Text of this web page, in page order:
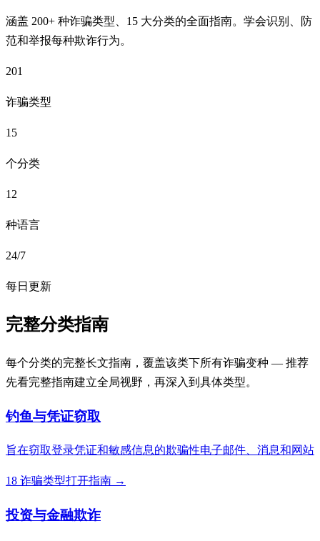
涵盖 200+ 种诈骗类型、15 大分类的全面指南。学会识别、防
范和举报每种欺诈行为。
201
诈骗类型
15
个分类
12
种语言
24/7
每日更新
完整分类指南
每个分类的完整长文指南，覆盖该类下所有诈骗变种 — 推荐
先看完整指南建立全局视野，再深入到具体类型。
钓鱼与凭证窃取
旨在窃取登录凭证和敏感信息的欺骗性电子邮件、消息和网站
18 诈骗类型打开指南 →
投资与金融欺诈